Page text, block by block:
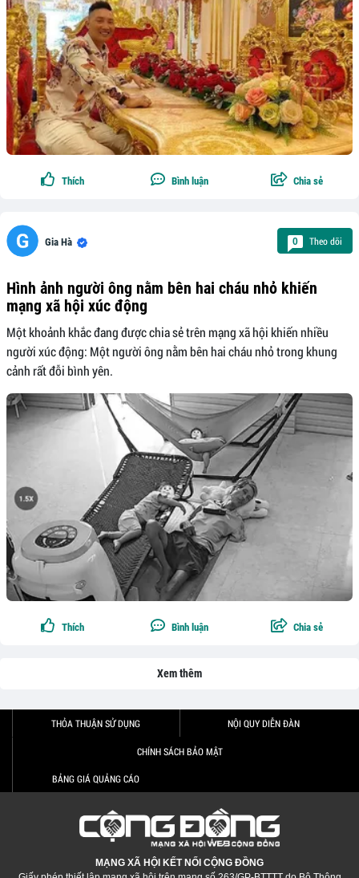
Thích Bình luận Chia sẻ
Gia Hà 0 Theo dõi
Hình ảnh người ông nằm bên hai cháu nhỏ khiến
mạng xã hội xúc động
Một khoảnh khắc đang được chia sẻ trên mạng xã hội khiến nhiều
người xúc động: Một người ông nằm bên hai cháu nhỏ trong khung
cảnh rất đỗi bình yên.
Thích Bình luận Chia sẻ
Xem thêm
THỎA THUẬN SỬ DỤNG NỘI QUY DIỄN ĐÀN
CHÍNH SÁCH BẢO MẬT
BẢNG GIÁ QUẢNG CÁO
MẠNG XÃ HỘI KẾT NỐI CỘNG ĐỒNG